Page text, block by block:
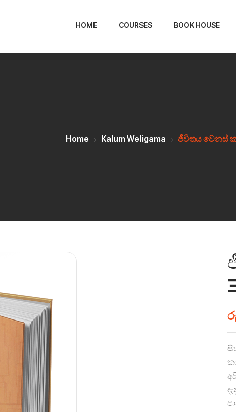
HOME COURSES BOOK HOUSE
Home Kalum Weligama ජීවිතය වෙනස්